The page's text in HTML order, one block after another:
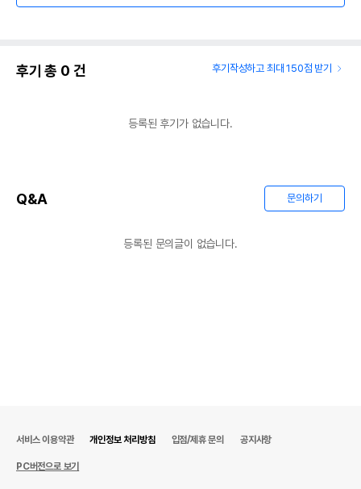
후기 총 0 건 후기작성하고 최대 150점 받기
등록된 후기가 없습니다.
Q&A 문의하기
등록된 문의글이 없습니다.
서비스 이용약관 개인정보 처리방침 입점/제휴 문의 공지사항
PC버전으로 보기